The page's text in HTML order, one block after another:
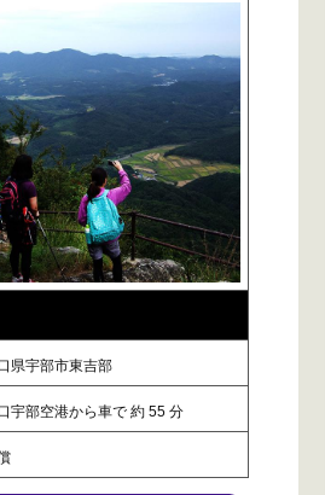
県宇部市東吉部
宇部空港から車で 約 55 分